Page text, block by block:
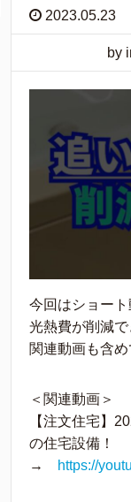
2023.05.23
by
今回はショート
光熱費が削減で
関連動画も含め
＜関連動画＞
【注文住宅】
の住宅設備！
→
https://